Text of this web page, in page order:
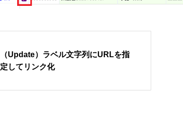
（Update）ラベル文字列にURLを指
定してリンク化